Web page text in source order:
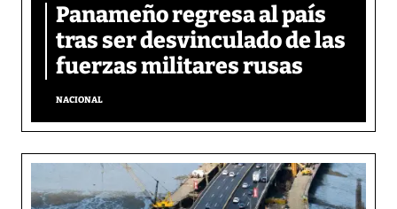
Panameño regresa al país
tras ser desvinculado de las
fuerzas militares rusas
NACIONAL